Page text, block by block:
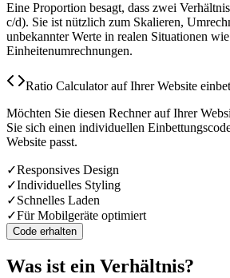
Eine Proportion besagt, dass zwei
c/d). Sie ist nützlich zum Skalieren,
unbekannter Werte in realen Situationen
Einheitenumrechnungen.
Ratio Calculator auf Ihrer Website
Möchten Sie diesen Rechner auf Ihrer
Sie sich einen individuellen
Website passt.
✓Responsives Design
✓Individuelles Styling
✓Schnelles Laden
✓Für Mobilgeräte optimiert
Code erhalten
Was ist ein Verhältnis?